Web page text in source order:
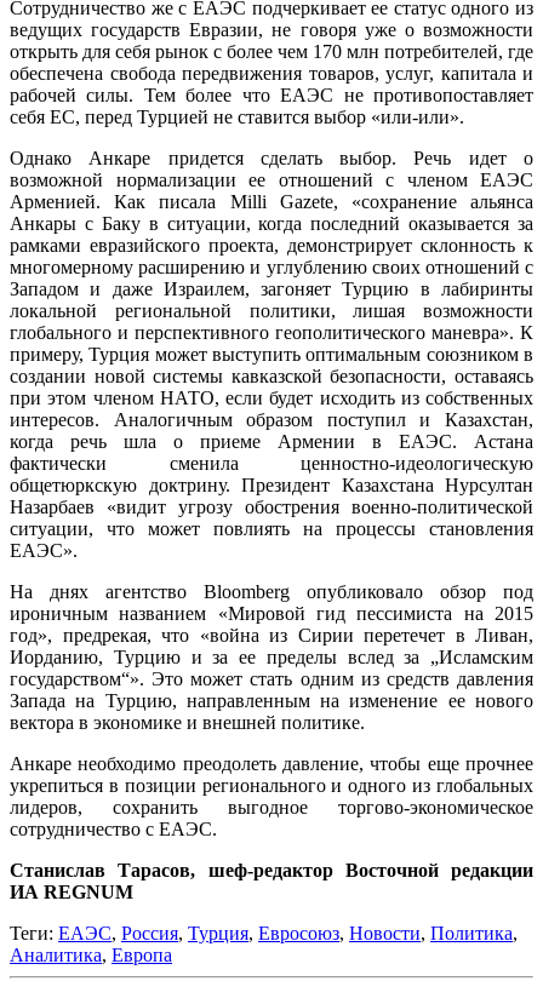
Сотрудничество же с ЕАЭС подчеркивает ее статус одного из
ведущих государств Евразии, не говоря уже о возможности
открыть для себя рынок с более чем 170 млн потребителей, где
обеспечена свобода передвижения товаров, услуг, капитала и
рабочей силы. Тем более что ЕАЭС не противопоставляет
себя ЕС, перед Турцией не ставится выбор «или-или».
Однако Анкаре придется сделать выбор. Речь идет о
возможной нормализации ее отношений с членом ЕАЭС
Арменией. Как писала Milli Gazete, «сохранение альянса
Анкары с Баку в ситуации, когда последний оказывается за
рамками евразийского проекта, демонстрирует склонность к
многомерному расширению и углублению своих отношений с
Западом и даже Израилем, загоняет Турцию в лабиринты
локальной региональной политики, лишая возможности
глобального и перспективного геополитического маневра». К
примеру, Турция может выступить оптимальным союзником в
создании новой системы кавказской безопасности, оставаясь
при этом членом НАТО, если будет исходить из собственных
интересов. Аналогичным образом поступил и Казахстан,
когда речь шла о приеме Армении в ЕАЭС. Астана
фактически сменила ценностно-идеологическую
общетюркскую доктрину. Президент Казахстана Нурсултан
Назарбаев «видит угрозу обострения военно-политической
ситуации, что может повлиять на процессы становления
ЕАЭС».
На днях агентство Bloomberg опубликовало обзор под
ироничным названием «Мировой гид пессимиста на 2015
год», предрекая, что «война из Сирии перетечет в Ливан,
Иорданию, Турцию и за ее пределы вслед за „Исламским
государством“». Это может стать одним из средств давления
Запада на Турцию, направленным на изменение ее нового
вектора в экономике и внешней политике.
Анкаре необходимо преодолеть давление, чтобы еще прочнее
укрепиться в позиции регионального и одного из глобальных
лидеров, сохранить выгодное торгово-экономическое
сотрудничество с ЕАЭС.
Станислав Тарасов, шеф-редактор Восточной редакции
ИА REGNUM
Теги: ЕАЭС, Россия, Турция, Евросоюз, Новости, Политика,
Аналитика, Европа